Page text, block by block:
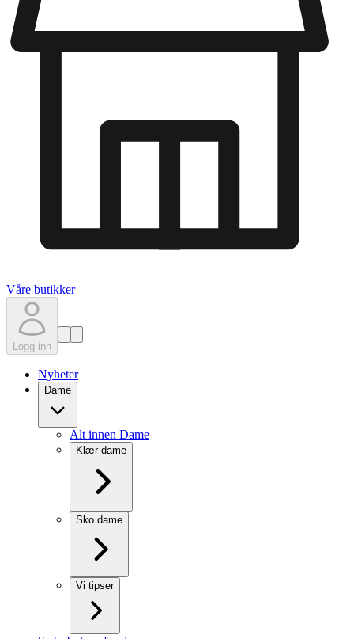
Våre butikker
Logg inn
Nyheter
Dame
Alt innen Dame
Klær dame
Sko dame
Vi tipser